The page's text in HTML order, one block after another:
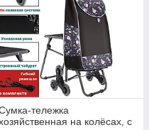
тележка
на колёсах, с